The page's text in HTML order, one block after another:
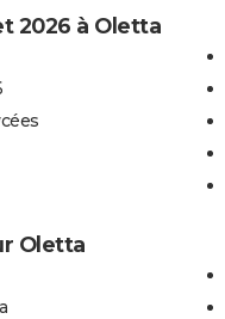
2026 à Oletta
Oletta